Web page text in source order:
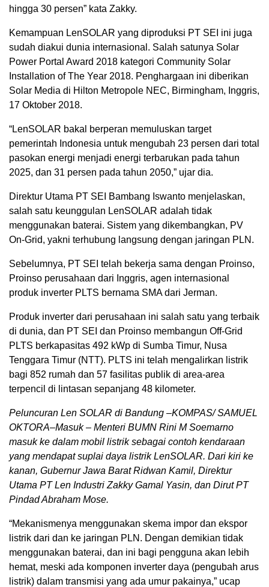
hingga 30 persen” kata Zakky.
Kemampuan LenSOLAR yang diproduksi PT SEI ini juga
sudah diakui dunia internasional. Salah satunya Solar
Power Portal Award 2018 kategori Community Solar
Installation of The Year 2018. Penghargaan ini diberikan
Solar Media di Hilton Metropole NEC, Birmingham, Inggris,
17 Oktober 2018.
“LenSOLAR bakal berperan memuluskan target
pemerintah Indonesia untuk mengubah 23 persen dari total
pasokan energi menjadi energi terbarukan pada tahun
2025, dan 31 persen pada tahun 2050,” ujar dia.
Direktur Utama PT SEI Bambang Iswanto menjelaskan,
salah satu keunggulan LenSOLAR adalah tidak
menggunakan baterai. Sistem yang dikembangkan, PV
On-Grid, yakni terhubung langsung dengan jaringan PLN.
Sebelumnya, PT SEI telah bekerja sama dengan Proinso,
Proinso perusahaan dari Inggris, agen internasional
produk inverter PLTS bernama SMA dari Jerman.
Produk inverter dari perusahaan ini salah satu yang terbaik
di dunia, dan PT SEI dan Proinso membangun Off-Grid
PLTS berkapasitas 492 kWp di Sumba Timur, Nusa
Tenggara Timur (NTT). PLTS ini telah mengalirkan listrik
bagi 852 rumah dan 57 fasilitas publik di area-area
terpencil di lintasan sepanjang 48 kilometer.
Peluncuran Len SOLAR di Bandung –KOMPAS/ SAMUEL
OKTORA–Masuk – Menteri BUMN Rini M Soemarno
masuk ke dalam mobil listrik sebagai contoh kendaraan
yang mendapat suplai daya listrik LenSOLAR. Dari kiri ke
kanan, Gubernur Jawa Barat Ridwan Kamil, Direktur
Utama PT Len Industri Zakky Gamal Yasin, dan Dirut PT
Pindad Abraham Mose.
“Mekanismenya menggunakan skema impor dan ekspor
listrik dari dan ke jaringan PLN. Dengan demikian tidak
menggunakan baterai, dan ini bagi pengguna akan lebih
hemat, meski ada komponen inverter daya (pengubah arus
listrik) dalam transmisi yang ada umur pakainya,” ucap